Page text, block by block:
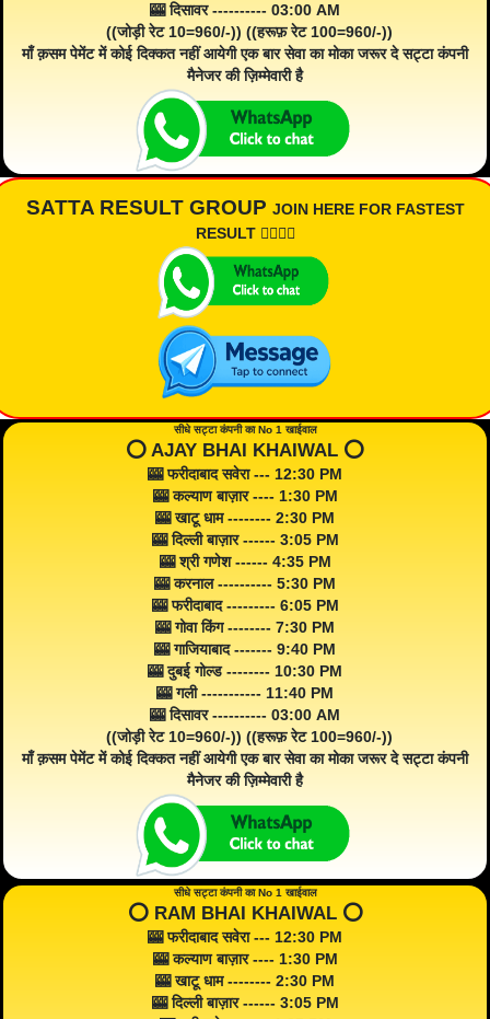
🎰 दिसावर ---------- 03:00 AM
((जोड़ी रेट 10=960/-)) ((हरूफ़ रेट 100=960/-))
माँ क़सम पेमेंट में कोई दिक्कत नहीं आयेगी एक बार सेवा का मोका जरूर दे सट्टा कंपनी
मैनेजर की ज़िम्मेवारी है
SATTA RESULT GROUP JOIN HERE FOR FASTEST
RESULT 👇🏾👇🏾
सीधे सट्टा कंपनी का No 1 खाईवाल
⭕️ AJAY BHAI KHAIWAL ⭕️
🎰 फरीदाबाद सवेरा --- 12:30 PM
🎰 कल्याण बाज़ार ---- 1:30 PM
🎰 खाटू धाम -------- 2:30 PM
🎰 दिल्ली बाज़ार ------ 3:05 PM
🎰 श्री गणेश ------ 4:35 PM
🎰 करनाल ---------- 5:30 PM
🎰 फरीदाबाद --------- 6:05 PM
🎰 गोवा किंग -------- 7:30 PM
🎰 गाजियाबाद ------- 9:40 PM
🎰 दुबई गोल्ड -------- 10:30 PM
🎰 गली ----------- 11:40 PM
🎰 दिसावर ---------- 03:00 AM
((जोड़ी रेट 10=960/-)) ((हरूफ़ रेट 100=960/-))
माँ क़सम पेमेंट में कोई दिक्कत नहीं आयेगी एक बार सेवा का मोका जरूर दे सट्टा कंपनी
मैनेजर की ज़िम्मेवारी है
सीधे सट्टा कंपनी का No 1 खाईवाल
⭕️ RAM BHAI KHAIWAL ⭕️
🎰 फरीदाबाद सवेरा --- 12:30 PM
🎰 कल्याण बाज़ार ---- 1:30 PM
🎰 खाटू धाम -------- 2:30 PM
🎰 दिल्ली बाज़ार ------ 3:05 PM